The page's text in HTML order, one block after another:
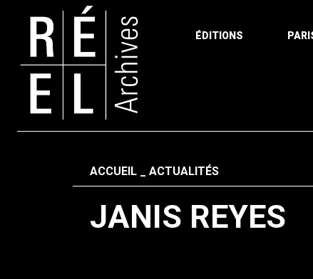
ÉDITIONS
Fil d'ariane
ACCUEIL ACTUALITÉS
JANIS REYES